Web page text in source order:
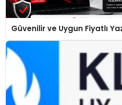
Güvenilir ve Uygun Fiyatlı